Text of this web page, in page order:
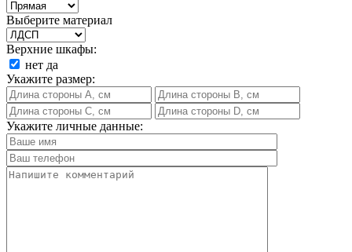
Выберите материал
Верхние шкафы:
нет да
Укажите размер:
Укажите личные данные: